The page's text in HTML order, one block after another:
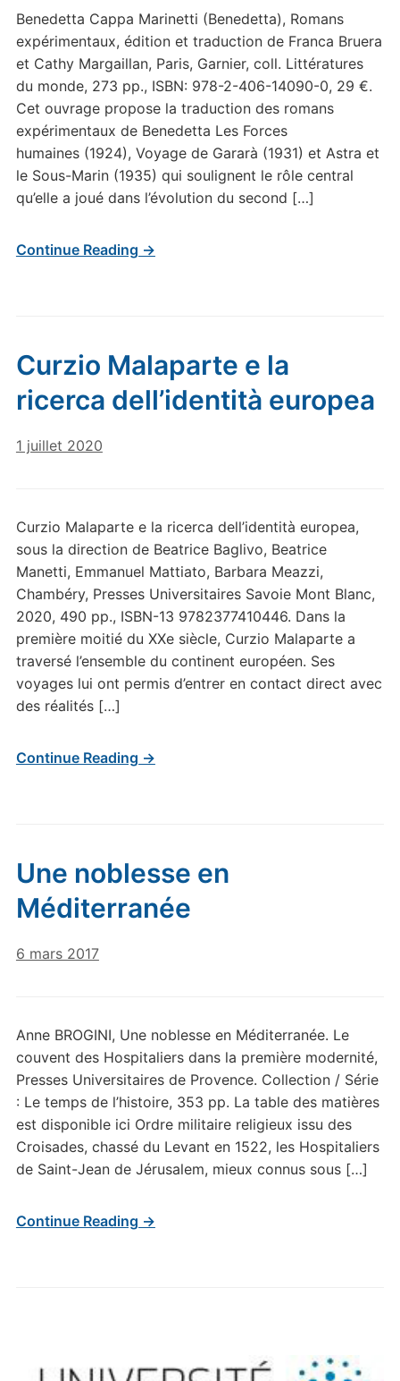
Benedetta Cappa Marinetti (Benedetta), Romans
expérimentaux, édition et traduction de Franca Bruera
et Cathy Margaillan, Paris, Garnier, coll. Littératures
du monde, 273 pp., ISBN: 978-2-406-14090-0, 29 €.
Cet ouvrage propose la traduction des romans
expérimentaux de Benedetta Les Forces
humaines (1924), Voyage de Gararà (1931) et Astra et
le Sous-Marin (1935) qui soulignent le rôle central
qu’elle a joué dans l’évolution du second […]
Continue Reading →
Curzio Malaparte e la
ricerca dell’identità europea
1 juillet 2020
Curzio Malaparte e la ricerca dell’identità europea,
sous la direction de Beatrice Baglivo, Beatrice
Manetti, Emmanuel Mattiato, Barbara Meazzi,
Chambéry, Presses Universitaires Savoie Mont Blanc,
2020, 490 pp., ISBN-13 9782377410446. Dans la
première moitié du XXe siècle, Curzio Malaparte a
traversé l’ensemble du continent européen. Ses
voyages lui ont permis d’entrer en contact direct avec
des réalités […]
Continue Reading →
Une noblesse en
Méditerranée
6 mars 2017
Anne BROGINI, Une noblesse en Méditerranée. Le
couvent des Hospitaliers dans la première modernité,
Presses Universitaires de Provence. Collection / Série
: Le temps de l’histoire, 353 pp. La table des matières
est disponible ici Ordre militaire religieux issu des
Croisades, chassé du Levant en 1522, les Hospitaliers
de Saint-Jean de Jérusalem, mieux connus sous […]
Continue Reading →